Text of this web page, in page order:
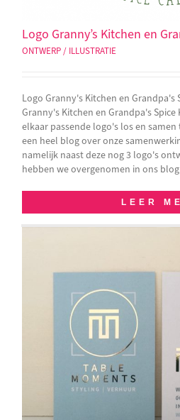
Logo Granny’s Kitchen en
ONTWERP / ILLUSTRATIE
Logo Granny's Kitchen en Grandpa's
Granny's Kitchen en Grandpa's
elkaar passende logo's los en
een heel blog over onze
namelijk naast deze nog 3 logo's
hebben we overgenomen in ons
LEER